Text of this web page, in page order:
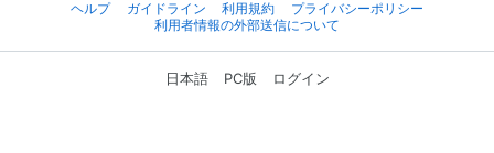
ヘルプ
ガイドライン 利用規約
プライバシーポリシー
利用者情報の外部送信について
日本語 PC版 ログイン